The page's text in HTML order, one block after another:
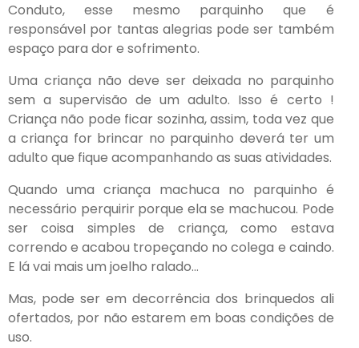
Conduto, esse mesmo parquinho que é
responsável por tantas alegrias pode ser também
espaço para dor e sofrimento.
Uma criança não deve ser deixada no parquinho
sem a supervisão de um adulto. Isso é certo !
Criança não pode ficar sozinha, assim, toda vez que
a criança for brincar no parquinho deverá ter um
adulto que fique acompanhando as suas atividades.
Quando uma criança machuca no parquinho é
necessário perquirir porque ela se machucou. Pode
ser coisa simples de criança, como estava
correndo e acabou tropeçando no colega e caindo.
E lá vai mais um joelho ralado…
Mas, pode ser em decorrência dos brinquedos ali
ofertados, por não estarem em boas condições de
uso.